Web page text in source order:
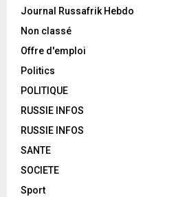
Journal Russafrik Hebdo
Non classé
Offre d'emploi
Politics
POLITIQUE
RUSSIE INFOS
RUSSIE INFOS
SANTE
SOCIETE
Sport